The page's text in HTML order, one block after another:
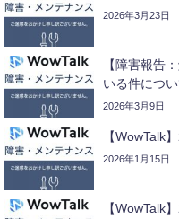
2026年3月23日
【障害報告
いる件につ
2026年3月9日
【WowTalk
2026年1月15日
【WowTalk